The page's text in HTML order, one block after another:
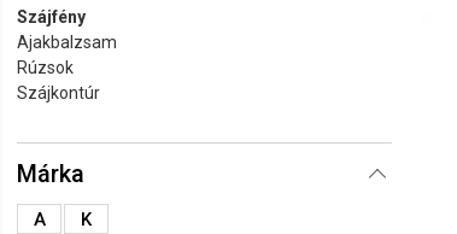
Szájfény
Ajakbalzsam
Rúzsok
Szájkontúr
Márka
A K